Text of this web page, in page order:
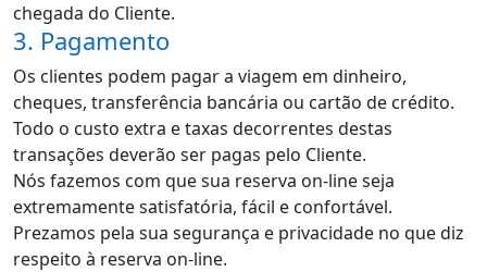
chegada do Cliente.
3. Pagamento
Os clientes podem pagar a viagem em dinheiro,
cheques, transferência bancária ou cartão de crédito.
Todo o custo extra e taxas decorrentes destas
transações deverão ser pagas pelo Cliente.
Nós fazemos com que sua reserva on-line seja
extremamente satisfatória, fácil e confortável.
Prezamos pela sua segurança e privacidade no que diz
respeito à reserva on-line.